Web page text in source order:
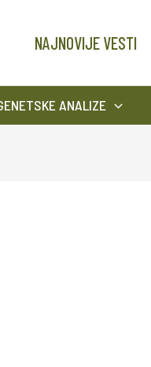
NAJNOVIJE VESTI
ANALIZE